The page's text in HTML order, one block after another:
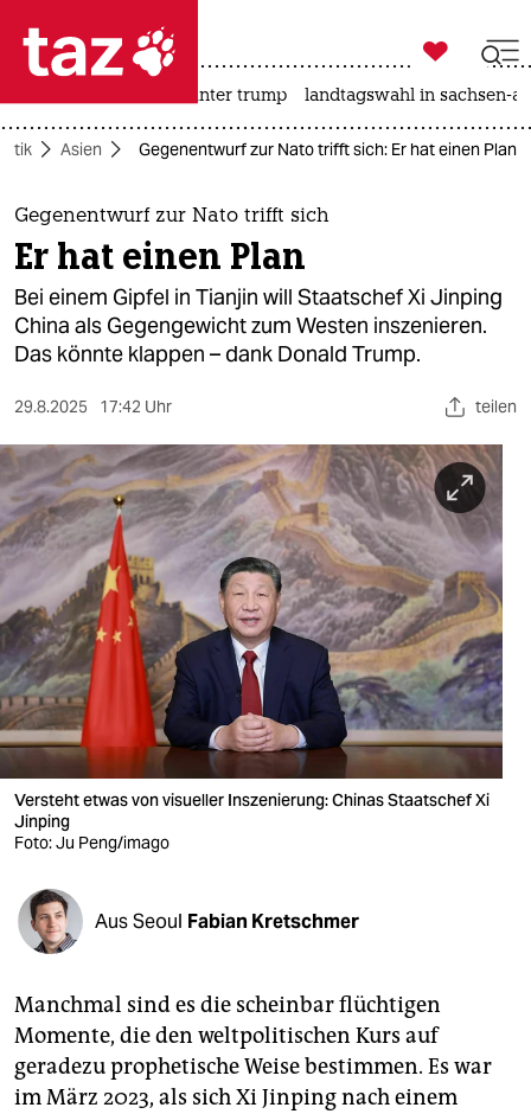
 taz zahl ich
taz zahl ich
themen
politik
öko
sport
berlin
nord
wahrheit
verlag
verlag
veranstaltungen
shop
unterstützen
genossenschaft
epaper login

taz zahl ich
usa unter trump landtagswahl in sachsen-
Asien Gegenentwurf zur Nato trifft sich: Er hat einen Plan
Gegenentwurf zur Nato trifft sich
Er hat einen Plan
Bei einem Gipfel in Tianjin will Staatschef Xi Jinping
China als Gegengewicht zum Westen inszenieren.
Das könnte klappen – dank Donald Trump.
29.8.2025 17:42 Uhr teilen
Versteht etwas von visueller Inszenierung: Chinas Staatschef Xi
Jinping
Foto: Ju Peng/imago
Aus Seoul Fabian Kretschmer
Manchmal sind es die scheinbar flüchtigen
Momente, die den weltpolitischen Kurs auf
geradezu prophetische Weise bestimmen. Es war
im März 2023, als sich Xi Jinping nach einem